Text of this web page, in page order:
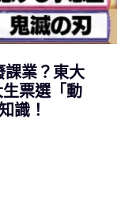
課業？東大
票選「動
識！